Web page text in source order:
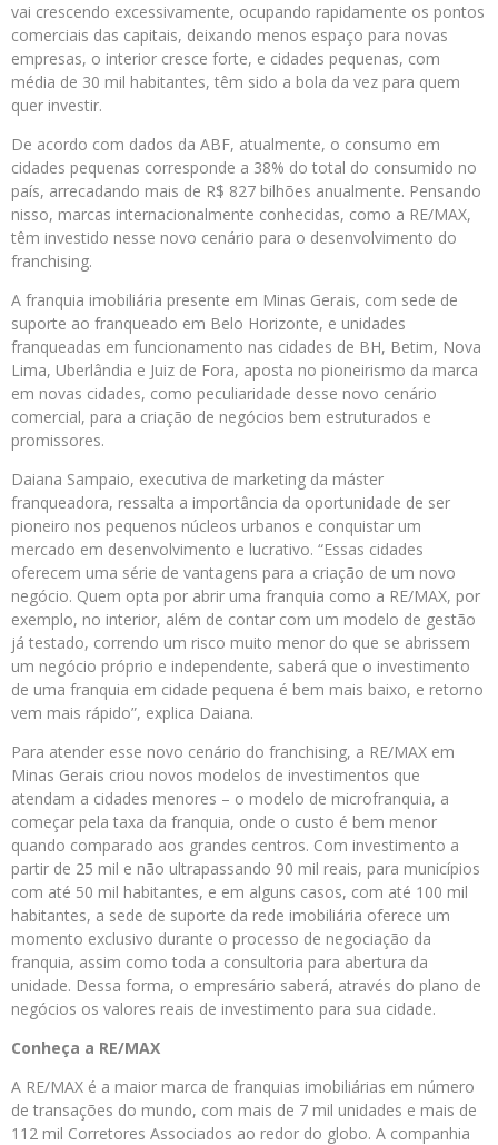
vai crescendo excessivamente, ocupando rapidamente os pontos
comerciais das capitais, deixando menos espaço para novas
empresas, o interior cresce forte, e cidades pequenas, com
média de 30 mil habitantes, têm sido a bola da vez para quem
quer investir.
De acordo com dados da ABF, atualmente, o consumo em
cidades pequenas corresponde a 38% do total do consumido no
país, arrecadando mais de R$ 827 bilhões anualmente. Pensando
nisso, marcas internacionalmente conhecidas, como a RE/MAX,
têm investido nesse novo cenário para o desenvolvimento do
franchising.
A franquia imobiliária presente em Minas Gerais, com sede de
suporte ao franqueado em Belo Horizonte, e unidades
franqueadas em funcionamento nas cidades de BH, Betim, Nova
Lima, Uberlândia e Juiz de Fora, aposta no pioneirismo da marca
em novas cidades, como peculiaridade desse novo cenário
comercial, para a criação de negócios bem estruturados e
promissores.
Daiana Sampaio, executiva de marketing da máster
franqueadora, ressalta a importância da oportunidade de ser
pioneiro nos pequenos núcleos urbanos e conquistar um
mercado em desenvolvimento e lucrativo. “Essas cidades
oferecem uma série de vantagens para a criação de um novo
negócio. Quem opta por abrir uma franquia como a RE/MAX, por
exemplo, no interior, além de contar com um modelo de gestão
já testado, correndo um risco muito menor do que se abrissem
um negócio próprio e independente, saberá que o investimento
de uma franquia em cidade pequena é bem mais baixo, e retorno
vem mais rápido”, explica Daiana.
Para atender esse novo cenário do franchising, a RE/MAX em
Minas Gerais criou novos modelos de investimentos que
atendam a cidades menores – o modelo de microfranquia, a
começar pela taxa da franquia, onde o custo é bem menor
quando comparado aos grandes centros. Com investimento a
partir de 25 mil e não ultrapassando 90 mil reais, para municípios
com até 50 mil habitantes, e em alguns casos, com até 100 mil
habitantes, a sede de suporte da rede imobiliária oferece um
momento exclusivo durante o processo de negociação da
franquia, assim como toda a consultoria para abertura da
unidade. Dessa forma, o empresário saberá, através do plano de
negócios os valores reais de investimento para sua cidade.
Conheça a RE/MAX
A RE/MAX é a maior marca de franquias imobiliárias em número
de transações do mundo, com mais de 7 mil unidades e mais de
112 mil Corretores Associados ao redor do globo. A companhia